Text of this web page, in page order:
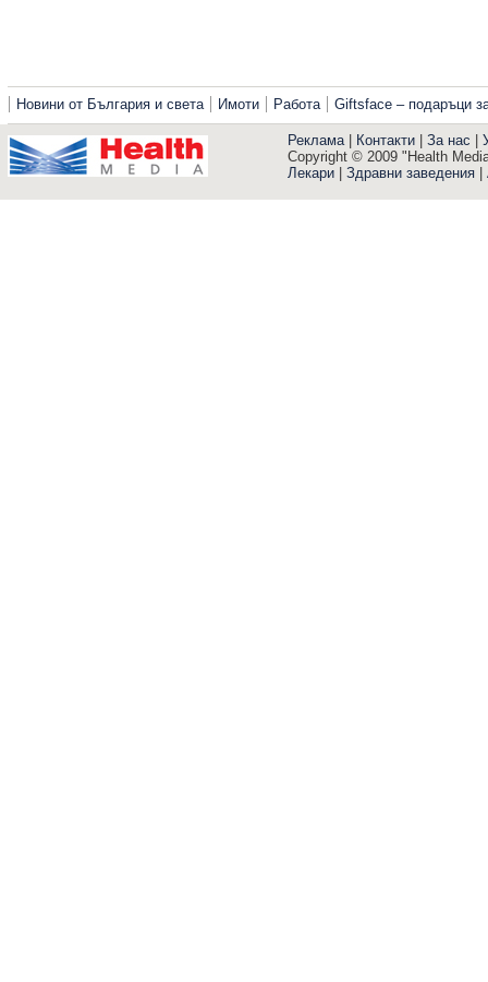
Новини от България и света Имоти Работа Giftsface – подаръци
Реклама| Контакти За нас
Copyright © 2009 "Health
Лекари
Здравни заведения